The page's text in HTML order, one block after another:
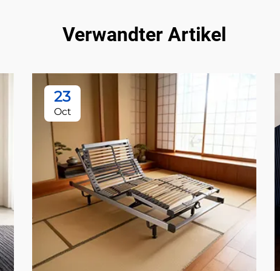
Verwandter Artikel
23
Oct